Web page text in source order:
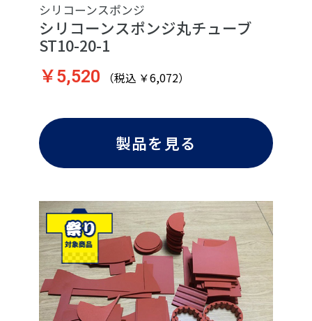
シリコーンスポンジ
シリコーンスポンジ丸チューブ
ST10-20-1
￥5,520 （税込 ￥6,072）
製品を見る